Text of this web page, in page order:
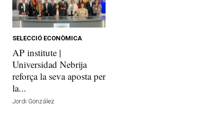
SELECCIÓ ECONÒMICA
AP institute |
Universidad Nebrija
reforça la seva aposta per
la...
Jordi González